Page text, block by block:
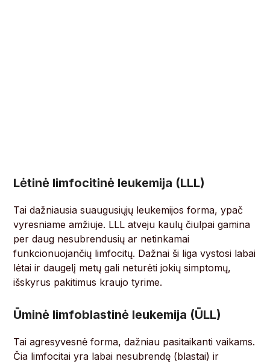
Lėtinė limfocitinė leukemija (LLL)
Tai dažniausia suaugusiųjų leukemijos forma, ypač
vyresniame amžiuje. LLL atveju kaulų čiulpai gamina
per daug nesubrendusių ar netinkamai
funkcionuojančių limfocitų. Dažnai ši liga vystosi labai
lėtai ir daugelį metų gali neturėti jokių simptomų,
išskyrus pakitimus kraujo tyrime.
Ūminė limfoblastinė leukemija (ŪLL)
Tai agresyvesnė forma, dažniau pasitaikanti vaikams.
Čia limfocitai yra labai nesubrendę (blastai) ir